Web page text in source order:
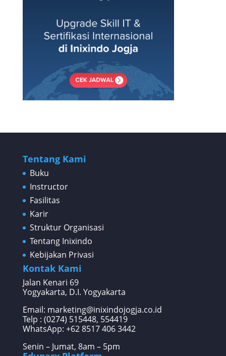
Tentang Kami
Buku
Instructor
Fasilitas
Karir
Struktur Organisasi
Tentang Inixindo
Kebijakan Privasi
Kontak Kami
Jalan Kenari 69
Yogyakarta, D.I. Yogyakarta
Email: marketing@inixindojogja.co.id
Telp : (0274) 515448, 554419
WhatsApp: +62 8517 406 3442
Senin – Jumat, 8am – 5pm